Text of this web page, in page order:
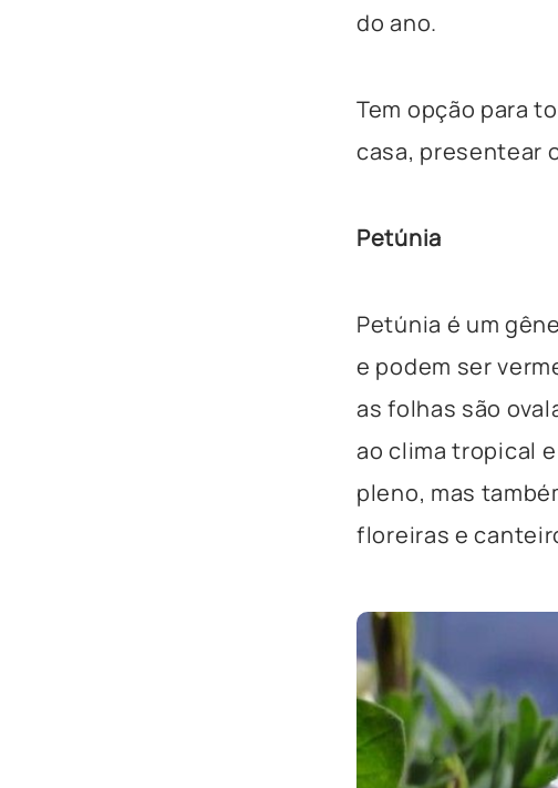
do ano.
Tem opção para
casa, presentear
Petúnia
Petúnia é um
e podem ser
as folhas são
ao climatropical
pleno, mas
floreiras e